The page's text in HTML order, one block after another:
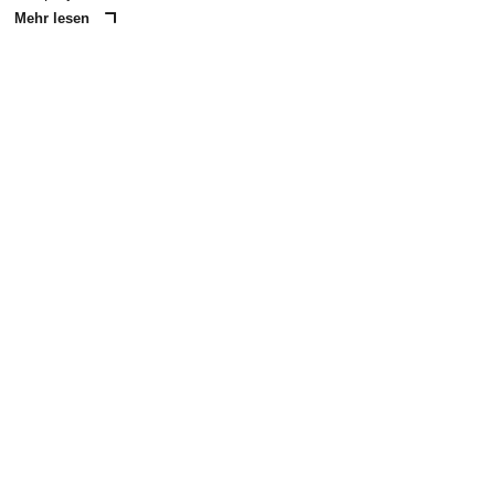
Mehr lesen